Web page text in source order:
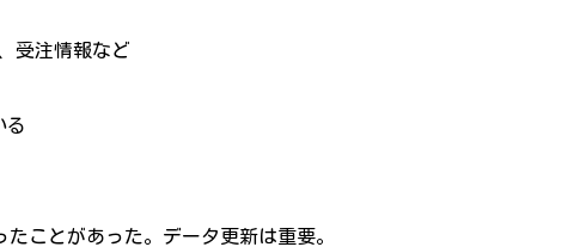
受注情報など
る
たことがあった。データ更新は重要。